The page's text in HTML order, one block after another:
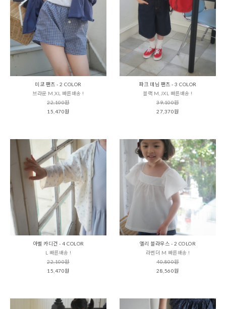
미코 팬츠 - 2 COLOR
브라운 M,XL 빠른배송 !
22,100원
15,470원
파크 데님 팬츠 - 3 COLOR
블랙 M,JXL 빠른배송 !
39,100원
27,370원
아벨 카디건 - 4 COLOR
L 빠른배송 !
22,100원
15,470원
엘리 블라우스 - 2 COLOR
라벤더 M 빠른배송 !
40,800원
28,560원